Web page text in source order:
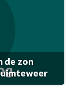
de zon